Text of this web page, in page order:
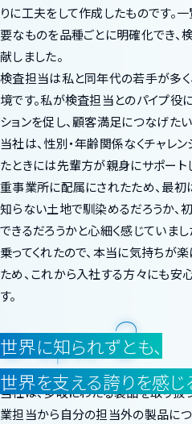
りに工夫をして作成したものです。
要なものを品種ごとに明確化でき
献しました。
検査担当は私と同年代の若手が多
境です。私が検査担当とのパイプ役
ションを促し、顧客満足につなげたい
当社は、性別・年齢関係なくチャレ
たときには先輩方が親身にサポート
重事業所に配属にされたため、最初
知らない土地で馴染めるだろうか、
できるだろうかと心細く感じていま
乗ってくれたので、本当に気持ちが
ため、これから入社する方々にも安
す。
Chapter3
世界に知られずとも、
世界を支える誇りを感じ
当社は、多岐にわたる製品を取り扱
業担当から自分の担当外の製品に